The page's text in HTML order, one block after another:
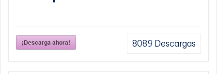
¡Descarga ahora! 8089 Descargas